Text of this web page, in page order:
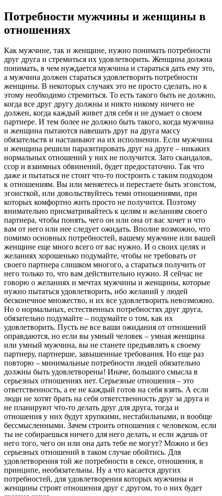
Потребности мужчины и женщины в
отношениях
Как мужчине, так и женщине, нужно понимать потребности
друг друга и стремиться их удовлетворить. Женщина должна
понимать, в чем нуждается мужчина и стараться дать ему это,
а мужчина должен стараться удовлетворить потребности
женщины. В некоторых случаях это не просто сделать, но к
этому необходимо стремиться. То есть такого быть не должно,
когда все друг другу должны и никто никому ничего не
должен, когда каждый живет для себя и не думает о своем
партнере. И тем более не должно быть такого, когда мужчина
и женщина пытаются навешать друг на друга массу
обязательств и настаивают на их исполнении. Если мужчина
и женщина решили паразитировать друг на друге – никаких
нормальных отношений у них не получится. Зато скандалов,
ссор и взаимных обвинений, будет предостаточно. Так что
даже и пытаться не стоит что-то построить с таким подходом
к отношениям. Вы или меняетесь и перестаете быть эгоистом,
эгоисткой, или довольствуйтесь теми отношениями, при
которых комфортно жить просто не получится. Поэтому
внимательно присматривайтесь к целям и желаниям своего
партнера, чтобы понять, чего он или она от вас хочет и что
вам от него или нее следует ожидать. Вполне возможно, что
помимо основных потребностей, вашему мужчине или вашей
женщине еще много всего от вас нужно. И о своих целях и
желаниях хорошенько подумайте, чтобы не требовать от
своего партнера слишком многого, а стараться получить от
него только то, что вам действительно нужно. Я сейчас не
говорю о желаниях и мечтах мужчины и женщины, которые
нужно пытаться удовлетворить, ибо желаний у людей
бесконечное множество, и их все удовлетворить невозможно.
Но о нормальных, естественных потребностях друг друга,
обязательно подумайте – подумайте о том, как их
удовлетворить. Пусть не все ваши ожидания от отношений
оправдаются, но если вы умный человек – умная женщина
или умный мужчина, вы не станете предъявлять к своему
партнеру, партнерше, завышенные требования. Но еще раз
повторю – минимальные потребности людей обязательно
должны быть удовлетворены! Иначе, большого смысла в
серьезных отношениях нет. Серьезные отношения – это
ответственность, а ее не каждый готов на себя взять. А если
люди не хотят брать на себя ответственность друг за друга и
не планируют что-то делать друг для друга, тогда и
отношения у них будут хрупкими, нестабильными, и вообще
бессмысленными. Зачем строить отношения с человеком, если
ты не собираешься ничего для него делать, и если ждешь от
него того, чего он или она дать тебе не могут? Можно и без
серьезных отношений в таком случае обойтись. Для
удовлетворения той же потребности в сексе, отношения, в
принципе, необязательны. Ну а что касается других
потребностей, для удовлетворения которых мужчины и
женщины строят отношения друг с другом, то о них будет